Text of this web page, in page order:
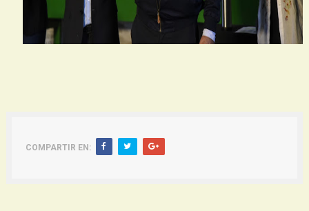
COMPARTIR EN: